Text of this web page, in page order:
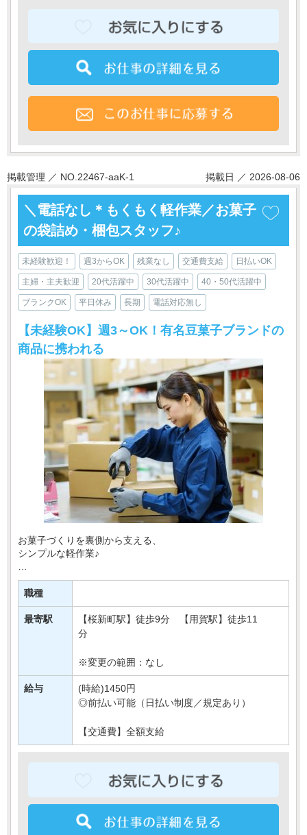
掲載管理 ／ NO.22467-aaK-1 掲載日 ／ 2026-08-06
＼電話なし＊もくもく軽作業／お菓子
の袋詰め・梱包スタッフ♪
未経験歓迎！ 週3からOK 残業なし 交通費支給 日払いOK
主婦・主夫歓迎 20代活躍中 30代活躍中 40・50代活躍中
ブランクOK 平日休み 長期 電話対応無し
【未経験OK】週3～OK！有名豆菓子ブランドの
商品に携われる
お菓子づくりを裏側から支える、
シンプルな軽作業♪
百貨店などで販売されている豆菓子の物流センターで、
袋詰めや梱包などをおまかせします！
＼おすすめPOINT／
☆モクモク作業が好きな方
職種
最寄駅
【桜新町駅】徒歩9分 【用賀駅】徒歩11
分
※変更の範囲：なし
給与
(時給)1450円
◎前払い可能（日払い制度／規定あり）
【交通費】全額支給